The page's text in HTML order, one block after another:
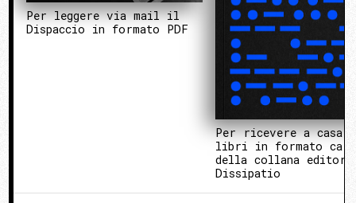
Per leggere via mail il
Dispaccio in formato PDF
Per ricevere a casa i
libri in formato
della collana
Dissipatio